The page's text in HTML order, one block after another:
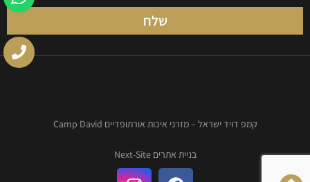
שלח
קמפ דויד ישראל – מזרני איכות אורתופדיים Camp David
בניית אתרים Next-Site